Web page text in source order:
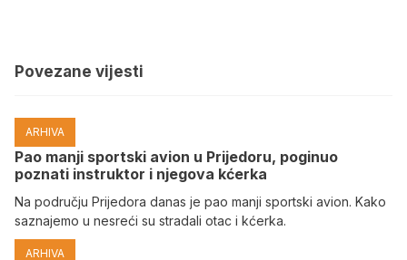
Povezane vijesti
ARHIVA
Pao manji sportski avion u Prijedoru, poginuo
poznati instruktor i njegova kćerka
Na području Prijedora danas je pao manji sportski avion. Kako
saznajemo u nesreći su stradali otac i kćerka.
ARHIVA